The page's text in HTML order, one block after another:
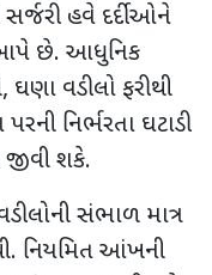
સર્જરી હવે દર્દીઓને
છે. આધુનિક
વડીલો ફરીથી
નિર્ભરતા ઘટાડી
શકે.
સંભાળ માત્ર
નિયમિત આંખની